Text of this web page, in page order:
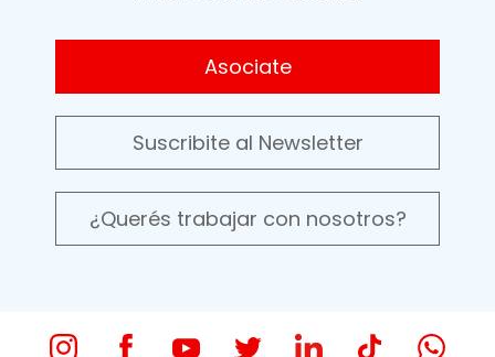
Asociate
Suscribite al Newsletter
¿Querés trabajar con nosotros?